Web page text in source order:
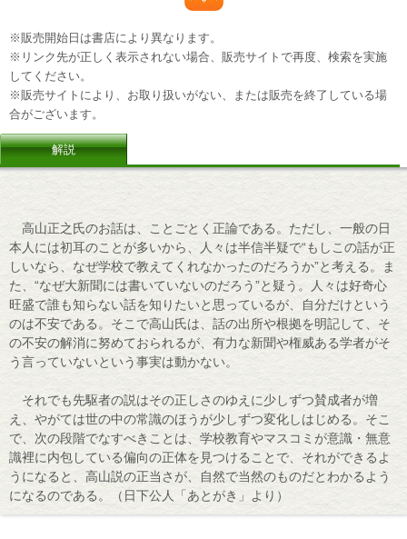
※販売開始日は書店により異なります。
※リンク先が正しく表示されない場合、販売サイトで再度、検索を実施
してください。
※販売サイトにより、お取り扱いがない、または販売を終了している場
合がございます。
解説
高山正之氏のお話は、ことごとく正論である。ただし、一般の日
本人には初耳のことが多いから、人々は半信半疑で“もしこの話が正
しいなら、なぜ学校で教えてくれなかったのだろうか”と考える。ま
た、“なぜ大新聞には書いていないのだろう”と疑う。人々は好奇心
旺盛で誰も知らない話を知りたいと思っているが、自分だけという
のは不安である。そこで高山氏は、話の出所や根拠を明記して、そ
の不安の解消に努めておられるが、有力な新聞や権威ある学者がそ
う言っていないという事実は動かない。
それでも先駆者の説はその正しさのゆえに少しずつ賛成者が増
え、やがては世の中の常識のほうが少しずつ変化しはじめる。そこ
で、次の段階でなすべきことは、学校教育やマスコミが意識・無意
識裡に内包している偏向の正体を見つけることで、それができるよ
うになると、高山説の正当さが、自然で当然のものだとわかるよう
になるのである。（日下公人「あとがき」より）